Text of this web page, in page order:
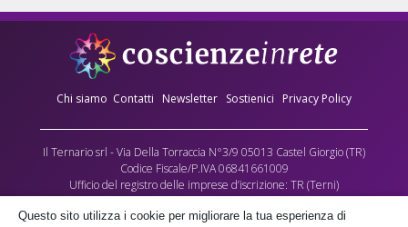
Chi siamo Contatti Newsletter Sostienici Privacy Policy
Il Ternario srl - Via Della Torraccia N°3/9 05013 Castel Giorgio (TR)
Codice Fiscale/P.IVA 06841661009
Ufficio del registro delle imprese d’iscrizione: TR (Terni)
Numero REA: 90173
Capitale sociale versato: €10.000,00
Questo sito utilizza i cookie per migliorare la tua esperienza di